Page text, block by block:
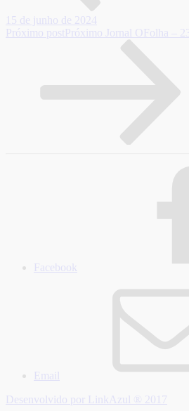
15 de junho de 2024
Próximo post Próximo Jornal OFolha –
Facebook
Email
Desenvolvido por LinkAzul ® 2017